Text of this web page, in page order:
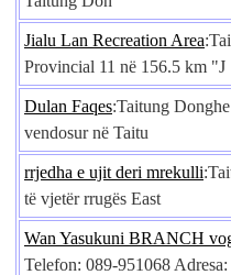
Jialu Lan Recreation Area
Provincial 11 në 156.5 km "J
Dulan Faqes:Taitung
vendosur në Taitu
rrjedha e ujit deri mrekulli
të vjetër rrugës East
Wan Yasukuni BRANCH
Telefon: 089-951068